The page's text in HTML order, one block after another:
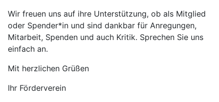
Wir freuen uns auf ihre Unterstützung, ob als Mitglied
oder Spender*in und sind dankbar für Anregungen,
Mitarbeit, Spenden und auch Kritik. Sprechen Sie uns
einfach an.
Mit herzlichen Grüßen
Ihr Förderverein